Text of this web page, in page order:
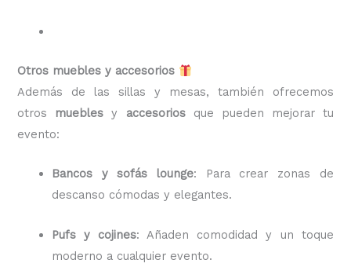
Otros muebles y accesorios
Además de las sillas y mesas, también ofrecemos
otros muebles y accesoriosque pueden mejorar tu
evento:
Bancos y sofás lounge: Para crear zonas de
descanso cómodas y elegantes.
Pufs y cojines: Añaden comodidad y un toque
moderno a cualquier evento.